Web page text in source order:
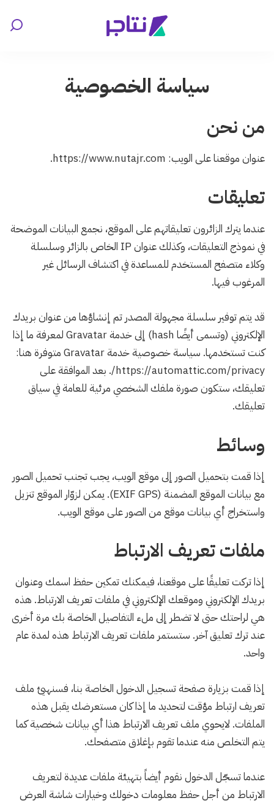
سياسة الخصوصية
من نحن
عنوان موقعنا على الويب: https://www.nutajr.com.
تعليقات
عندما يترك الزائرون تعليقاتهم على الموقع، نجمع البيانات الموضحة
في نموذج التعليقات، وكذلك عنوان IP الخاص بالزائر وسلسلة
وكلاء متصفح المستخدم للمساعدة في اكتشاف الرسائل غير
المرغوب فيها.
قد يتم توفير سلسلة مجهولة المصدر تم إنشاؤها من عنوان بريدك
الإلكتروني (وتسمى أيضًا hash) إلى خدمة Gravatar لمعرفة ما إذا
كنت تستخدمها. سياسة خصوصية خدمة Gravatar متوفرة هنا:
https://automattic.com/privacy/. بعد الموافقة على
تعليقك، ستكون صورة ملفك الشخصي مرئية للعامة في سياق
تعليقك.
وسائط
إذا قمت بتحميل الصور إلى موقع الويب، يجب تجنب تحميل الصور
مع بيانات الموقع المضمنة (EXIF GPS). يمكن لزوّار الموقع تنزيل
واستخراج أي بيانات موقع من الصور على موقع الويب.
ملفات تعريف الارتباط
إذا تركت تعليقًا على موقعنا، فيمكنك تمكين حفظ اسمك وعنوان
بريدك الإلكتروني وموقعك الإلكتروني في ملفات تعريف الارتباط. هذه
هي لراحتك حتى لا تضطر إلى ملء التفاصيل الخاصة بك مرة أخرى
عند ترك تعليق آخر. ستستمر ملفات تعريف الارتباط هذه لمدة عام
واحد.
إذا قمت بزيارة صفحة تسجيل الدخول الخاصة بنا، فسنهيئ ملف
تعريف ارتباط مؤقت لتحديد ما إذا كان مستعرضك يقبل هذه
الملفات. لايحوي ملف تعريف الارتباط هذا أي بيانات شخصية كما
يتم التخلص منه عندما تقوم بإغلاق متصفحك.
عندما تسجّل الدخول نقوم أيضاً بتهيئة ملفات عديدة لتعريف
الارتباط من أجل حفظ معلومات دخولك وخيارات شاشة العرض